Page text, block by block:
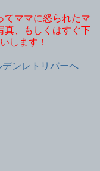
てママに怒られたマ
真、もしくはすぐ下
します！